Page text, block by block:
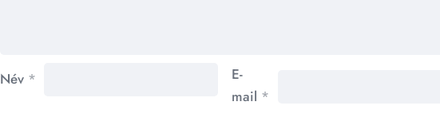
Név *
E-
mail *